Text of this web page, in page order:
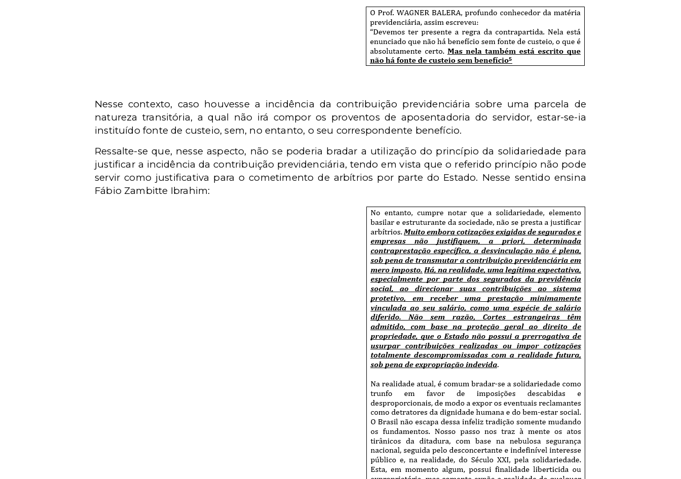
Nesse contexto, caso houvesse a incidência da contribuição previdenciária sobre uma parcela de
natureza transitória, a qual não irá compor os proventos de aposentadoria do servidor, estar-se-ia
instituído fonte de custeio, sem, no entanto, o seu correspondente benefício.
Ressalte-se que, nesse aspecto, não se poderia bradar a utilização do princípio da solidariedade para
justificar a incidência da contribuição previdenciária, tendo em vista que o referido princípio não pode
servir como justificativa para o cometimento de arbítrios por parte do Estado. Nesse sentido ensina
Fábio Zambitte Ibrahim: